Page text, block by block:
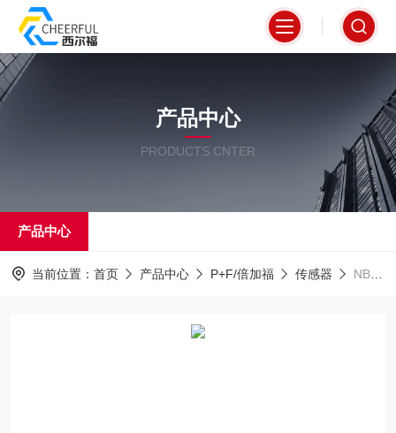
产品中心
PRODUCTS CNTER
产品中心
当前位置： 首页 产品中心 P+F/倍加福 传感器 NBN40-U10-E2倍加福P+F感应式传感器史诗登场